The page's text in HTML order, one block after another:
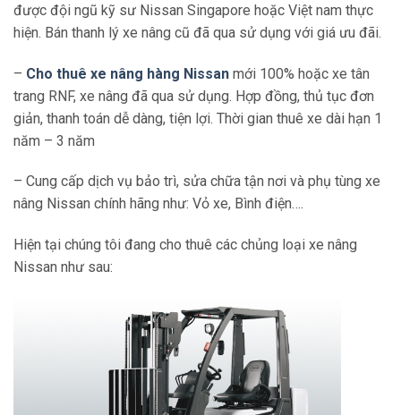
được đội ngũ kỹ sư Nissan Singapore hoặc Việt nam thực
hiện. Bán thanh lý xe nâng cũ đã qua sử dụng với giá ưu đãi.
– Cho thuê xe nâng hàng Nissan mới 100% hoặc xe tân
trang RNF, xe nâng đã qua sử dụng. Hợp đồng, thủ tục đơn
giản, thanh toán dễ dàng, tiện lợi. Thời gian thuê xe dài hạn 1
năm – 3 năm
– Cung cấp dịch vụ bảo trì, sửa chữa tận nơi và phụ tùng xe
nâng Nissan chính hãng như: Vỏ xe, Bình điện….
Hiện tại chúng tôi đang cho thuê các chủng loại xe nâng
Nissan như sau: